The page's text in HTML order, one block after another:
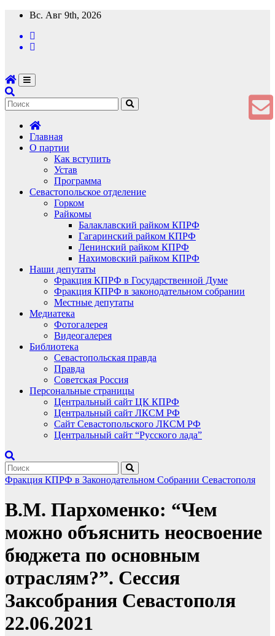
Перейти
содержимому
Вс. Авг 9th, 2026
Главная
О партии
Как вступить
Устав
Программа
Севастопольское отделение
Горком
Райкомы
Балаклавский райком КПРФ
Гагаринский райком КПРФ
Ленинский райком КПРФ
Нахимовский райком КПРФ
Наши депутаты
Фракция КПРФ в Государственной Думе
Фракция КПРФ в законодательном собрании
Местные депутаты
Медиатека
Фотогалерея
Видеогалерея
Библиотека
Севастопольская правда
Правда
Советская Россия
Персональные страницы
Центральный сайт ЦК КПРФ
Центральный сайт ЛКСМ РФ
Сайт Севастопольского ЛКСМ РФ
Центральный сайт “Русского лада”
Фракция КПРФ в Законодательном Собрании Севастополя
В.М. Пархоменко: “Чем
можно объяснить неосвоение
бюджета по основным
отраслям?”. Сессия
Заксобрания Севастополя
22.06.2021